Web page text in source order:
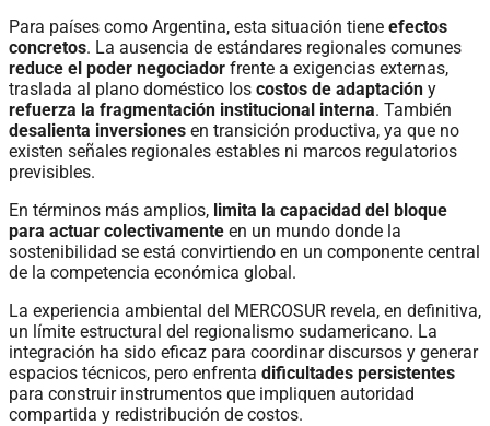
Para países como Argentina, esta situación tiene efectos
concretos. La ausencia de estándares regionales comunes
reduce el poder negociador frente a exigencias externas,
traslada al plano doméstico los costos de adaptación y
refuerza la fragmentación institucional interna. También
desalienta inversiones en transición productiva, ya que no
existen señales regionales estables ni marcos regulatorios
previsibles.
En términos más amplios, limita la capacidad del bloque
para actuar colectivamente en un mundo donde la
sostenibilidad se está convirtiendo en un componente central
de la competencia económica global.
La experiencia ambiental del MERCOSUR revela, en definitiva,
un límite estructural del regionalismo sudamericano. La
integración ha sido eficaz para coordinar discursos y generar
espacios técnicos, pero enfrenta dificultades persistentes
para construir instrumentos que impliquen autoridad
compartida y redistribución de costos.